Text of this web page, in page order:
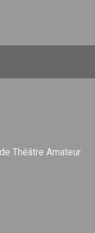
Théâtre Amateur